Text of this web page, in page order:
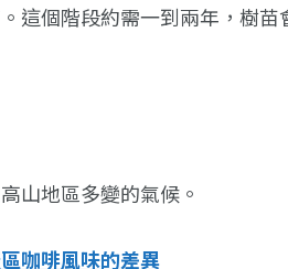
這個階段約需一到兩年，樹
山地區多變的氣候。
咖啡風味的差異